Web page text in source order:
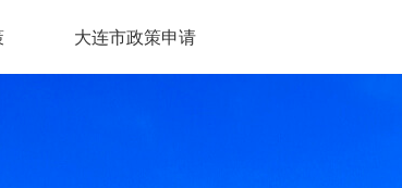
大连市政策申请